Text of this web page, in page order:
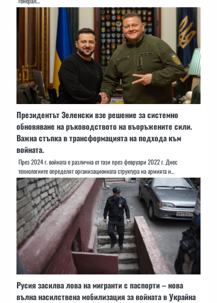
Президентът Зеленски взе решение за системно
обновяване на ръководството на въоръжените сили.
Важна стъпка в трансформацията на подхода към
войната.
През 2024 г. войната е различна от тази през февруари 2022 г. Днес
технологиите определят организационната структура на армията и…
Русия засилва лова на мигранти с паспорти – нова
вълна насилствена мобилизация за войната в Украйна